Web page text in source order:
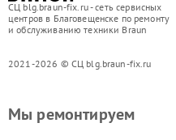
СЦ blg.braun-fix.ru - сеть сервисных
центров в Благовещенске по ремонту
и обслуживанию техники Braun
2021-2026 © СЦ blg.braun-fix.ru
Мы ремонтируем